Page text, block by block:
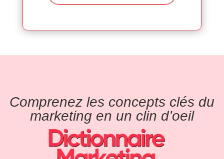
Comprenez les concepts clés du
marketing en un clin d’oeil